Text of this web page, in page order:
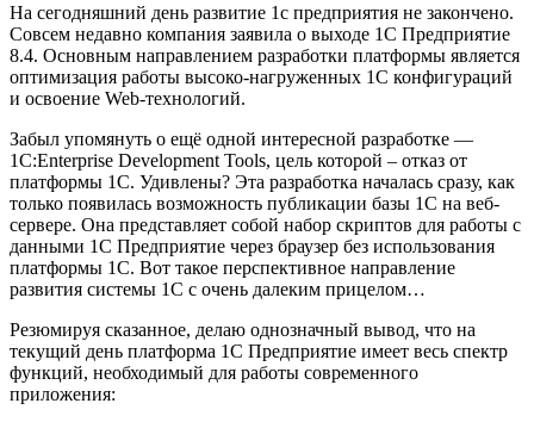
На сегодняшний день развитие 1с предприятия не закончено.
Совсем недавно компания заявила о выходе 1С Предприятие
8.4. Основным направлением разработки платформы является
оптимизация работы высоко-нагруженных 1С конфигураций
и освоение Web-технологий.
Забыл упомянуть о ещё одной интересной разработке —
1C:Enterprise Development Tools, цель которой – отказ от
платформы 1С. Удивлены? Эта разработка началась сразу, как
только появилась возможность публикации базы 1С на веб-
сервере. Она представляет собой набор скриптов для работы с
данными 1С Предприятие через браузер без использования
платформы 1С. Вот такое перспективное направление
развития системы 1С с очень далеким прицелом…
Резюмируя сказанное, делаю однозначный вывод, что на
текущий день платформа 1С Предприятие имеет весь спектр
функций, необходимый для работы современного
приложения: